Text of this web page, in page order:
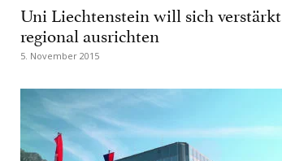
Uni Liechtenstein will sich verstärkt
regional ausrichten
5. November 2015